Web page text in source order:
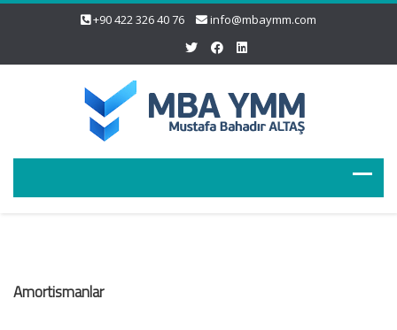
+90 422 326 40 76 info@mbaymm.com
Amortismanlar